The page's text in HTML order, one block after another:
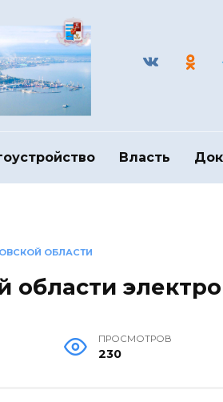
Власть
ОБЛАСТИ
области
ПРОСМОТРОВ
230